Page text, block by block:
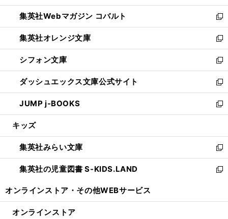
開
く
ウ
で
開
く
ン
ド
ウ
で
開
く
ウ
ィ
ン
ド
ウ
で
開
く
集英社Webマガジン コバルト
新
し
い
ウ
ィ
ン
ド
ウ
で
開
集英社オレンジ文庫
新
し
い
ウ
ィ
ン
ド
ウ
開
く
シフォン文庫
新
し
い
ウ
ィ
ン
ウ
で
開
く
ダッシュエックス文庫公式サイト
新
し
い
ウ
ン
ド
ウ
で
JUMP j-BOOKS
新
し
ウ
ィ
ン
ド
開
キッズ
集英社みらい文庫
新
し
い
ン
集英社の児童図書 S-KIDS.LAND
新
ウ
オンラインストア・ その他WEBサービス
オンラインストア